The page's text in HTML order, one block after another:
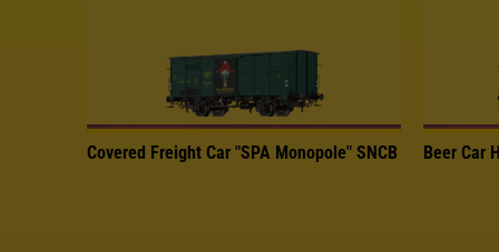
Covered Freight Car "SPA Monopole" SNCB Beer Car